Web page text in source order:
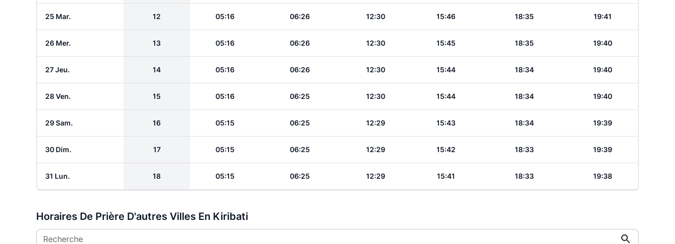
25 Mar. 12 05:16 06:26 12:30 15:46 18:35 19:41
26 Mer. 13 05:16 06:26 12:30 15:45 18:35 19:40
27 Jeu. 14 05:16 06:26 12:30 15:44 18:34 19:40
28 Ven. 15 05:16 06:25 12:30 15:44 18:34 19:40
29 Sam. 16 05:15 06:25 12:29 15:43 18:34 19:39
30 Dim. 17 05:15 06:25 12:29 15:42 18:33 19:39
31 Lun. 18 05:15 06:25 12:29 15:41 18:33 19:38
Horaires De Prière D'autres Villes En Kiribati
Recherche